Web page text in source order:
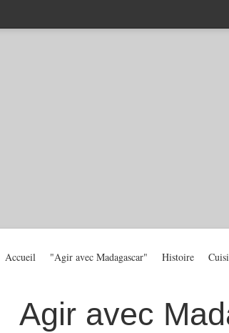
Agir avec
Accueil "Agir avec Madagascar" Histoire